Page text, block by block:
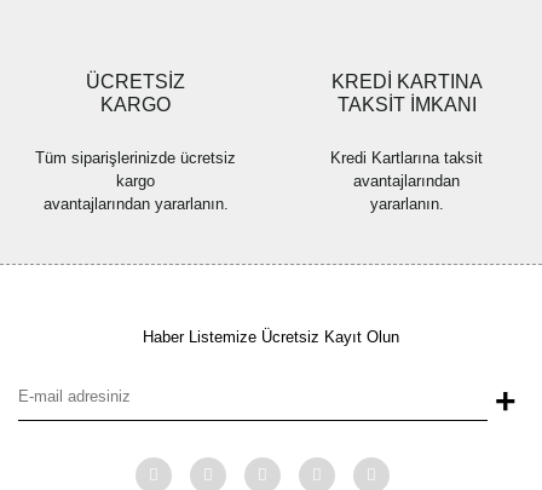
ÜCRETSİZ
KARGO
Tüm siparişlerinizde ücretsiz
kargo
avantajlarından yararlanın.
KREDİ KARTINA
TAKSİT İMKANI
Kredi Kartlarına taksit
avantajlarından
yararlanın.
Haber Listemize Ücretsiz Kayıt Olun
+